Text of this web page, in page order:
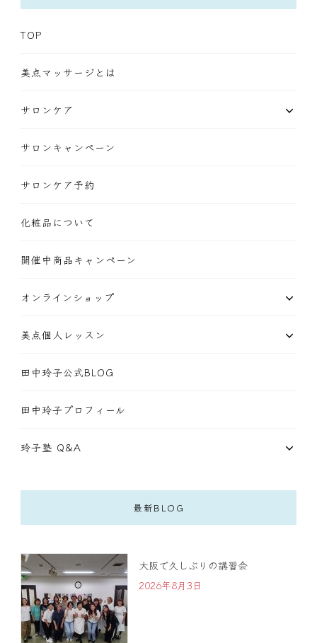
TOP
美点マッサージとは
サロンケア
サロンキャンペーン
サロンケア予約
化粧品について
開催中商品キャンペーン
オンラインショップ
美点個人レッスン
田中玲子公式BLOG
田中玲子プロフィール
玲子塾 Q&A
最新BLOG
大阪で久しぶりの講習会
2026年8月3日